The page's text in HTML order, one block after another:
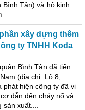
Bình Tân) và hộ kinh
xây dựng thêm
ty TNHH Koda
Bình Tân đã tiến
(địa chỉ: Lô 8,
phát hiện công ty đã vi
dẫn đến cháy nổ và
xuất....